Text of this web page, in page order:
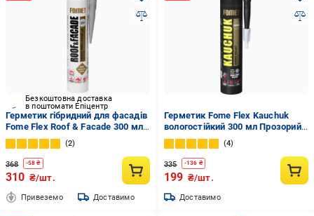
Безкоштовна доставка
в поштомати Епіцентр
Герметик гібридний для фасадів
Fome Flex Roof & Facade 300 мл
Сірий
2
368 -58 ₴
310 ₴/шт.
Привеземо Доставимо
Герметик Fome Flex Kauchuk
вологостійкий 300 мл Прозорий
(01-4-2-010)
4
335 -136 ₴
199 ₴/шт.
Доставимо